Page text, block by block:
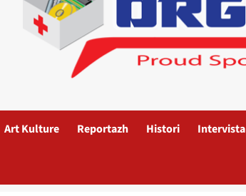
Art Kulture Reportazh Histori Intervista